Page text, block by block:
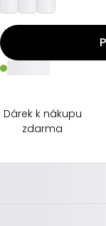
_____
Dárek k nákupu
zdarma